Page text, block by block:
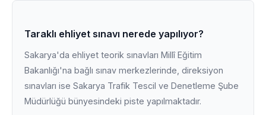
Taraklı ehliyet sınavı nerede yapılıyor?
Sakarya'da ehliyet teorik sınavları Millî Eğitim
Bakanlığı'na bağlı sınav merkezlerinde, direksiyon
sınavları ise Sakarya Trafik Tescil ve Denetleme Şube
Müdürlüğü bünyesindeki piste yapılmaktadır.